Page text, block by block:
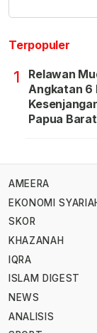
Terpopuler
1
Relawan
Angkatan 6
Papua
AMEERA
EKONOMI
SKOR
KHAZANAH
IQRA
ISLAM DIGEST
NEWS
ANALISIS